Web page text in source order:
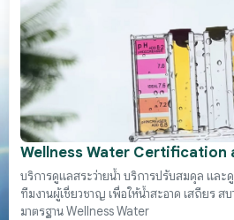
Wellness Water Certification
บริการดูแลสระว่ายน้ำ บริการปรับสมดุล และ
ทีมงานผู้เชี่ยวชาญ เพื่อให้น้ำสะอาด เสถียร ส
มาตรฐาน Wellness Water